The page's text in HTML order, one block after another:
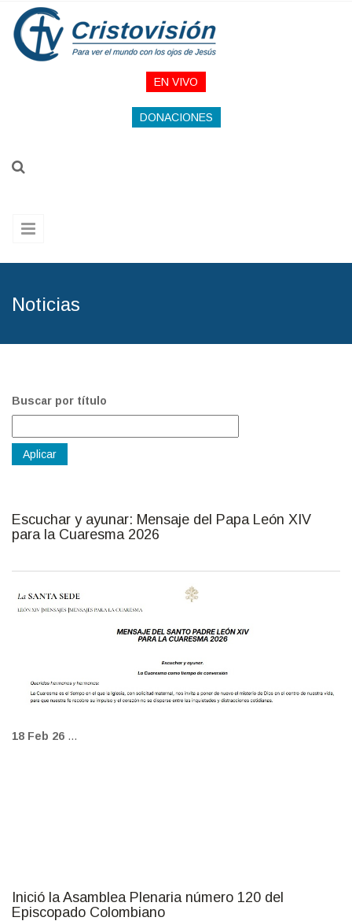
Pasar al contenido principal
EN VIVO
DONACIONES
Noticias
Buscar por título
Escuchar y ayunar: Mensaje del Papa León XIV
para la Cuaresma 2026
18 Feb 26 ...
Inició la Asamblea Plenaria número 120 del
Episcopado Colombiano